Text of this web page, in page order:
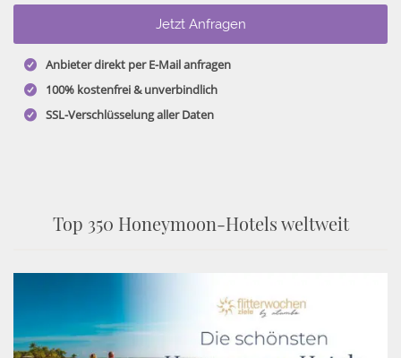
Anbieter direkt per E-Mail anfragen
100% kostenfrei & unverbindlich
SSL-Verschlüsselung aller Daten
Top 350 Honeymoon-Hotels weltweit